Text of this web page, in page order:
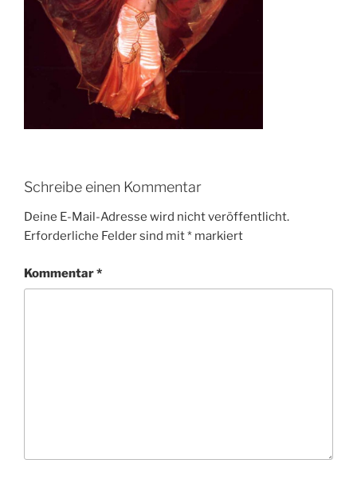
Schreibe einen Kommentar
Deine E-Mail-Adresse wird nicht veröffentlicht.
Erforderliche Felder sind mit* markiert
Kommentar*